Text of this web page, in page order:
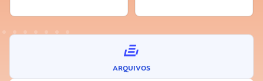
ARQUIVOS